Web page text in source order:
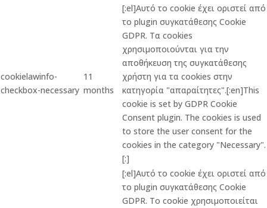
cookielawinfo-
checkbox-necessary
11
months
[:el]Αυτό το cookie έχει οριστεί από
το plugin συγκατάθεσης Cookie
GDPR. Τα cookies
χρησιμοποιούνται για την
αποθήκευση της συγκατάθεσης
χρήστη για τα cookies στην
κατηγορία "απαραίτητες".[:en]This
cookie is set by GDPR Cookie
Consent plugin. The cookies is used
to store the user consent for the
cookies in the category "Necessary".
[:]
[:el]Αυτό το cookie έχει οριστεί από
το plugin συγκατάθεσης Cookie
GDPR. Το cookie χρησιμοποιείται